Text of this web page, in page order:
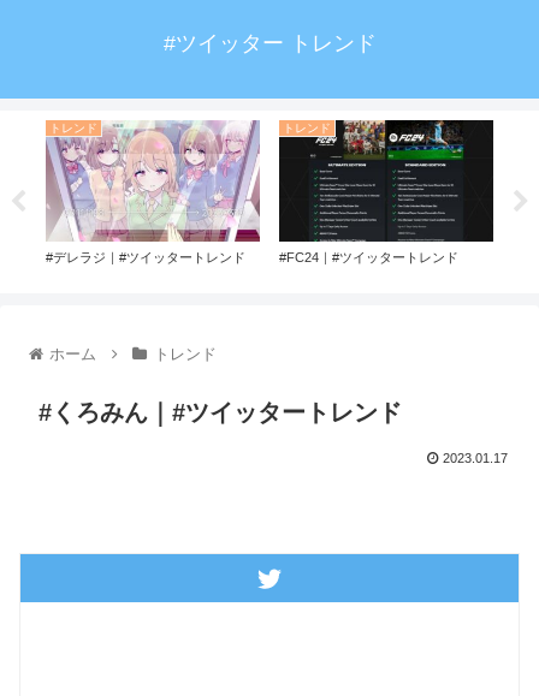
#ツイッター トレンド
トレンド
#デレラジ｜#ツイッタートレンド
トレンド
#FC24｜#ツイッタートレンド
ホーム トレンド
#くろみん｜#ツイッタートレンド
2023.01.17